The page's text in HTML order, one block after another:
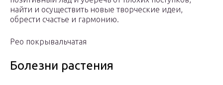
найти и осуществить новые творческие идеи,
обрести счастье и гармонию.
Рео покрывальчатая
Болезни растения